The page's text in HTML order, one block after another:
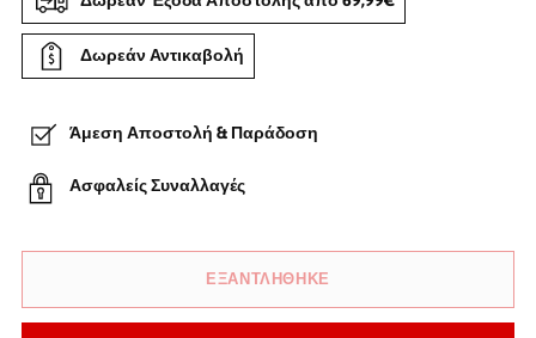
Δωρεάν Αντικαβολή
Άμεση Αποστολή & Παράδοση
Ασφαλείς Συναλλαγές
ΕΞΑΝΤΛΗΘΗΚΕ